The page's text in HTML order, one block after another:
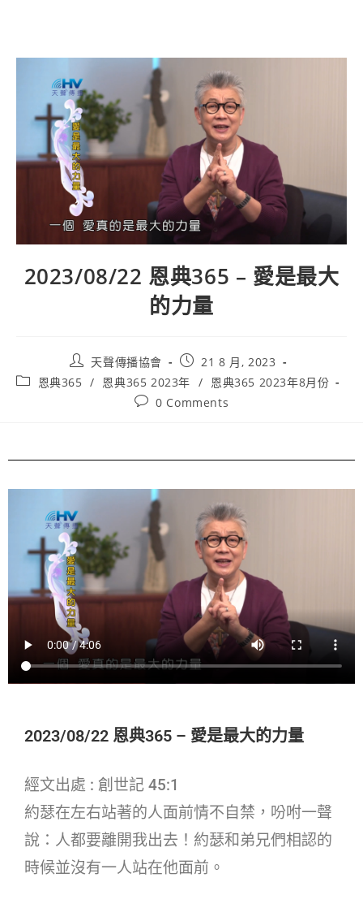
2023/08/22 恩典365 – 愛是最大
的力量
天聲傳播協會
21 8 月, 2023
恩典365 / 恩典365 2023年 /
恩典365 2023年8月份
0 Comments
2023/08/22 恩典365 – 愛是最大的力量
經文出處 : 創世記 45:1
約瑟在左右站著的人面前情不自禁，吩咐一聲
說：人都要離開我出去！約瑟和弟兄們相認的
時候並沒有一人站在他面前。